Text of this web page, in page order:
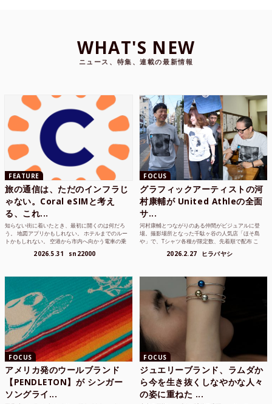
WHAT'S NEW
ニュース、特集、連載の最新情報
FEATURE
旅の通信は、ただのインフラじ
ゃない。Coral eSIMと考え
る、これ...
知らない街に着いたとき、最初に開くのは何だろ
う。 地図アプリかもしれない。 ホテルまでのルー
トかもしれない。 空港から市内へ向かう電車の乗
2026.5.31 sn22000
FOCUS
グラフィックアーティストの河
村康輔が United Athleの全面
サ...
河村康輔とつながりのある仲間がビジュアルに登
場。撮影場所となった千駄ヶ谷の人気店「ほそ島
や」で、Tシャツ各種が限定数、先着順で配布 こ
2026.2.27 ヒラバヤシ
FOCUS
アメリカ発のウールブランド
【PENDLETON】が シンガー
ソングライ...
FOCUS
ジュエリーブランド、ラムダか
ら今を生き抜くしなやかな人々
の姿に重ねた ...